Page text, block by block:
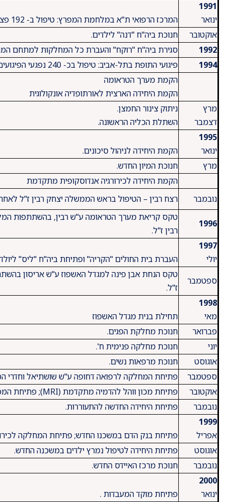
1991
ינואר
המרכז הרפואי ת"א במלחמת המפרץ: טיפול ב- 192 פצועים שפונו במהלך המלחמה.
אוקטובר
חנוכת ביה"ח "דנה" לילדים.
1992
סגירת ביה"ח "רוקח" והעברת כל המחלקות למתחם
1994
פיגועי התופת בתל-אביב: טיפול בכ- 240 נפגעי הפיגועים בקו 5, בקו 20 ובדיזינגוף סנטר
הקמת מערך הטראומה
הקמת היחידה הארצית לאורתופדיה אונקולוגית
מרץ
דצמבר
ניתוק צינור החמצן.
השתלת הכליה הראשונה.
1995
ינואר
הקמת היחידה לניהול סיכונים.
מרץ
חנוכת המיון החדש.
הקמת היחידה לכירורגיה אנדוסקופית מתקדמת
נובמבר
רצח רבין – הטיפול בראש הממשלה יצחק רבין ז"ל
1996
טקס קריאת מערך הטראומה ע"ש רבין, בהשתתפות
רבין ז"ל.
1997
יולי
העברת בית החולים "הקריה" ופתיחת ביה"ח "ליס"
ספטמבר
טקס הנחת אבן פינה למגדל האשפוז ע"ש אריסון
ז"ל.
1998
מאי
תחילת בנית מגדל האשפוז
פברואר
חנוכת מחלקת הפגים.
יוני
חנוכת מחלקה פנימית ח'.
אוגוסט
חנוכת מרפאות נשים.
ספטמבר
פתיחת המחלקה לרפואה דחופה ע"ש שושתיאל וחדרי
אוקטובר
פתיחת מכון ווהל להדמיה מתקדמת (MRI); פתיחת המכון למניעת מחלות לב.
נובמבר
פתיחת היחידה החדשה להתעוררות.
1999
אפריל
פתיחת בנק הדם במשכנו החדש; פתיחת המחלקה
אוגוסט
פתיחת היחידה לטיפול נמרץ ילדים במשכנה החדש.
נובמבר
חנוכת מרכז האיידס החדש.
2000
ינואר
פתיחת מוקד המעבדות .